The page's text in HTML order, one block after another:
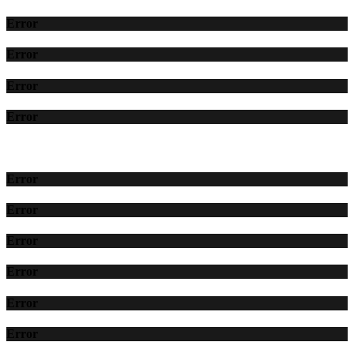
Error
Error
Error
Error
Error
Error
Error
Error
Error
Error